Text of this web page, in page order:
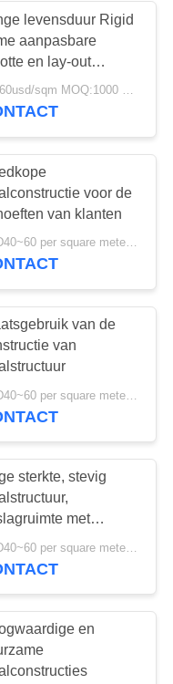
12
de
11
levensduur Rigid
aanpasbare
en lay-out
constructie
40~60usd/sqm MOQ:1000 Vierkante Meter
voor de
van klanten
USD40~60 per square meter MOQ:1000 vierkante meter
van de
van
sterkte, stevig
met
installatie
USD40~60 per square meter MOQ:1000 vierkante meter
en